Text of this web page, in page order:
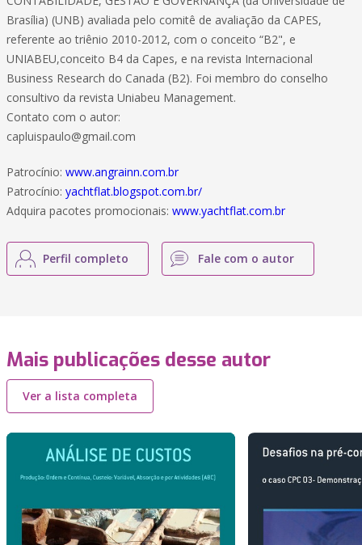
Brasília) (UNB) avaliada pelo comitê de avaliação da CAPES,
referente ao triênio 2010-2012, com o conceito “B2", e
UNIABEU,conceito B4 da Capes, e na revista Internacional
Business Research do Canada (B2). Foi membro do conselho
consultivo da revista Uniabeu Management.
Contato com o autor:
capluispaulo@gmail.com
Patrocínio: www.angrainn.com.br
Patrocínio: yachtflat.blogspot.com.br/
Adquira pacotes promocionais: www.yachtflat.com.br
Perfil completo Fale com o autor
Mais publicações desse autor
Ver a lista completa